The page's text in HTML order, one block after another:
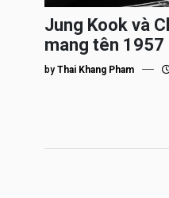
Jung Kook và
mang tên 1957
by Thai Khang Pham